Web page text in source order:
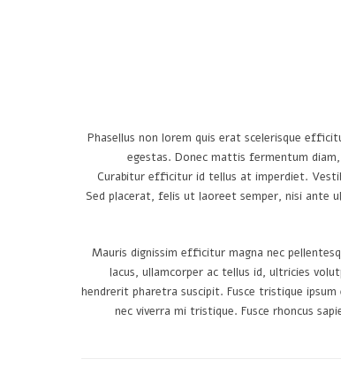
Phasellus non lorem quis erat scelerisque
egestas. Donec mattis fermentum
Curabitur efficitur id tellus at imperdiet.
Sed placerat, felis ut laoreet semper, nisi ante
Mauris dignissim efficitur magna nec
lacus, ullamcorper ac tellus id, ultricies
hendrerit pharetra suscipit. Fusce tristique
nec viverra mi tristique. Fusce rhoncus